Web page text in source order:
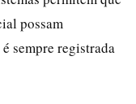
possam
sempre registrada